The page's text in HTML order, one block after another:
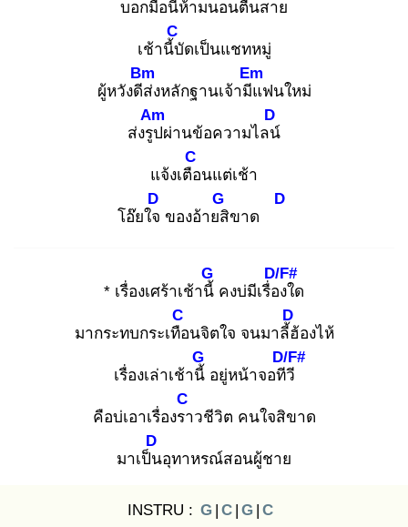
บอกมื้อนี้ห้ามนอนตื่นสาย
เช้านี้บั
C
ดเป็นแชทหมู่
ผู้หวังดีส่
Bm
งหลักฐานเจ้ามีแ
Em
ฟนใหม่
ส่งรูป
Am
ผ่านข้อความไลน์
D
แจ้งเตือ
C
นแต่เช้า
โอ๊ยใจ
D
ของอ้ายสิ
G
ขาด
D
* เรื่องเศร้าเช้านี้
G
คงบ่มีเรื่อง
D/F#
ใด
มากระทบกระเทือ
C
นจิตใจ จนมาลี้ฮ้
D
องไห้
เรื่องเล่าเช้านี้
G
อยู่หน้าจอทีวี
D/F#
คือบ่เอาเรื่องรา
C
วชีวิต คนใจสิขาด
มาเป็น
D
อุทาหรณ์สอนผู้ชาย
INSTRU : G | C | G | C